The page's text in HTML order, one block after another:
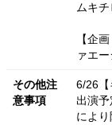
ムキ
【企
ァエ
その他注
意事項
6/26【
出演
によ